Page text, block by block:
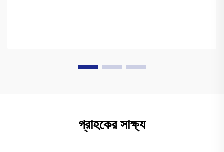
গ্রাহকের সাক্ষ্য